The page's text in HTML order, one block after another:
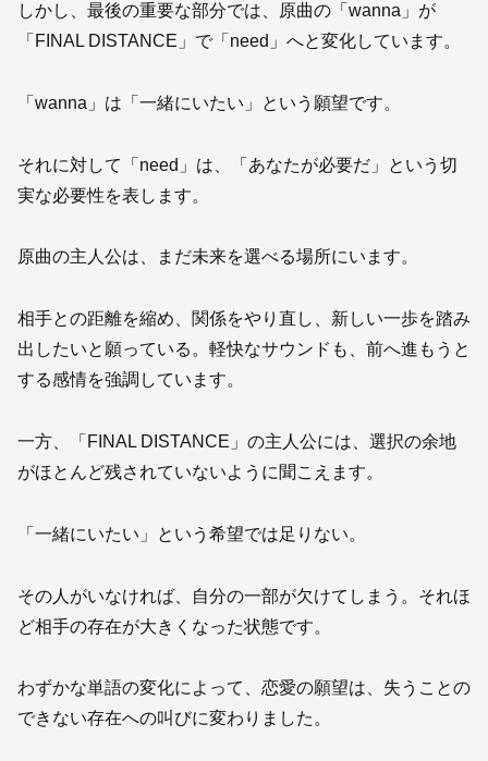
しかし、最後の重要な部分では、原曲の「wanna」が
「FINAL DISTANCE」で「need」へと変化しています。
「wanna」は「一緒にいたい」という願望です。
それに対して「need」は、「あなたが必要だ」という切
実な必要性を表します。
原曲の主人公は、まだ未来を選べる場所にいます。
相手との距離を縮め、関係をやり直し、新しい一歩を踏み
出したいと願っている。軽快なサウンドも、前へ進もうと
する感情を強調しています。
一方、「FINAL DISTANCE」の主人公には、選択の余地
がほとんど残されていないように聞こえます。
「一緒にいたい」という希望では足りない。
その人がいなければ、自分の一部が欠けてしまう。それほ
ど相手の存在が大きくなった状態です。
わずかな単語の変化によって、恋愛の願望は、失うことの
できない存在への叫びに変わりました。